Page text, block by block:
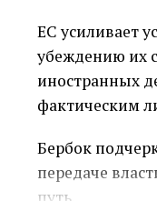
Тем не менее,
правящую
последнее
Хасан также
некоторых
ЕС усиливает
убеждению их
иностранных
фактическим
Бербок
передаче